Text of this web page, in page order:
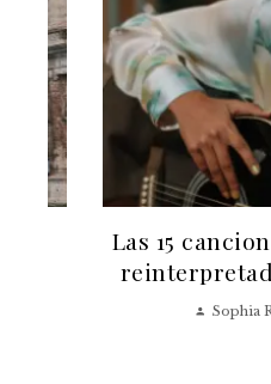
Las 15 canciones
reinterpretado a
Sophia